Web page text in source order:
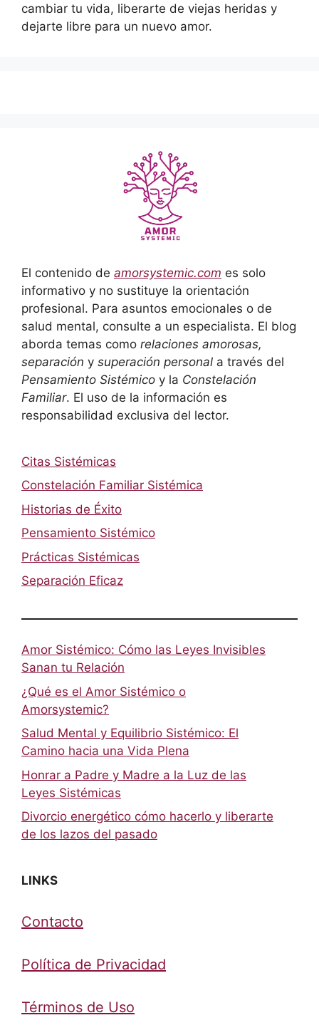
cambiar tu vida, liberarte de viejas heridas y
dejarte libre para un nuevo amor.
El contenido de amorsystemic.com es solo
informativo y no sustituye la orientación
profesional. Para asuntos emocionales o de
salud mental, consulte a un especialista. El blog
aborda temas como relaciones amorosas,
separación y superación personal a través del
Pensamiento Sistémico y la Constelación
Familiar. El uso de la información es
responsabilidad exclusiva del lector.
Citas Sistémicas
Constelación Familiar Sistémica
Historias de Éxito
Pensamiento Sistémico
Prácticas Sistémicas
Separación Eficaz
Amor Sistémico: Cómo las Leyes Invisibles
Sanan tu Relación
¿Qué es el Amor Sistémico o
Amorsystemic?
Salud Mental y Equilibrio Sistémico: El
Camino hacia una Vida Plena
Honrar a Padre y Madre a la Luz de las
Leyes Sistémicas
Divorcio energético cómo hacerlo y liberarte
de los lazos del pasado
LINKS
Contacto
Política de Privacidad
Términos de Uso